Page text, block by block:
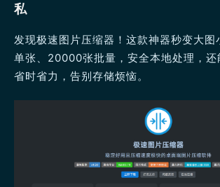
私
发现极速图片压缩器！这款神器秒变大图
单张、20000张批量，安全本地处理，还
省时省力，告别存储烦恼。